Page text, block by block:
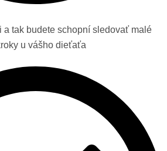
a tak budete schopní sledovať malé
u vášho dieťaťa